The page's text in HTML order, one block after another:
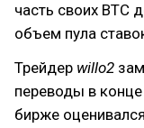
часть своих BTC
объем пула
Трейдер willo2
переводы в
бирже